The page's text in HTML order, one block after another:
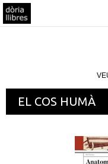
EL COS HUMÀ